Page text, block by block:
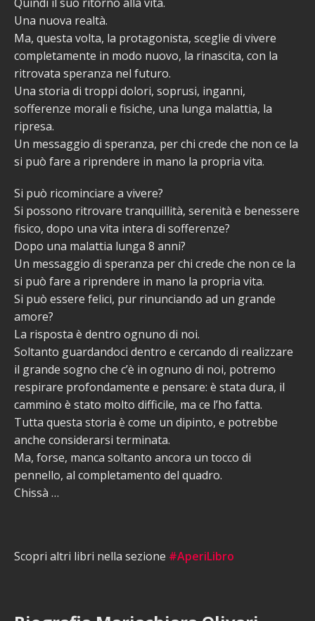
Una nuova realtà.
Ma, questa volta, la protagonista, sceglie di vivere
completamente in modo nuovo, la rinascita, con la
ritrovata speranza nel futuro.
Una storia di troppi dolori, soprusi, inganni,
sofferenze morali e fisiche, una lunga malattia, la
ripresa.
Un messaggio di speranza, per chi crede che non ce la
si può fare a riprendere in mano la propria vita.
Si può ricominciare a vivere?
Si possono ritrovare tranquillità, serenità e benessere
fisico, dopo una vita intera di sofferenze?
Dopo una malattia lunga 8 anni?
Un messaggio di speranza per chi crede che non ce la
si può fare a riprendere in mano la propria vita.
Si può essere felici, pur rinunciando ad un grande
amore?
La risposta è dentro ognuno di noi.
Soltanto guardandoci dentro e cercando di realizzare
il grande sogno che c’è in ognuno di noi, potremo
respirare profondamente e pensare: è stata dura, il
cammino è stato molto difficile, ma ce l’ho fatta.
Tutta questa storia è come un dipinto, e potrebbe
anche considerarsi terminata.
Ma, forse, manca soltanto ancora un tocco di
pennello, al completamento del quadro.
Chissà …
Scopri altri libri nella sezione #AperiLibro